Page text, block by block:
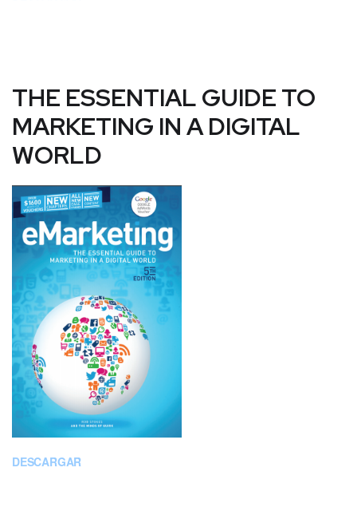
THE ESSENTIAL GUIDE TO
MARKETING IN A DIGITAL
WORLD
DESCARGAR